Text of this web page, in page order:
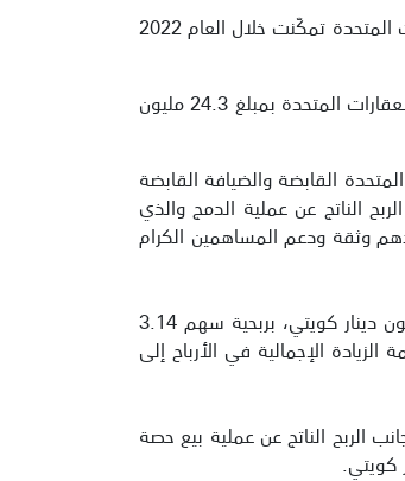
وفي كلمته التي ألقاها خلال الاجتماع، أكد نائب رئيس مجلس الإدارة والرئيس التنفيذي للمجموعة السيد/ مازن عصام حوّا أن شركة العقارات المتحدة تمكّنت خلال العام 2022
وذكر أن عام 2022 شهد اكتمال صفقة الاندماج مع شركتي الضيافة القابضة وأبراج المتحدة القابضة، والتي نتج عنها زيادة رأسمال شركة العقارات المتحدة بمبلغ 24.3 مليون
القابضة والضيافة القابضة
الناتج عن عملية الدمج والذي
وثقة ودعم المساهمين الكرام
وعادت شركة العقارات المتحدة إلى الربحية خلال السنة المالية المنتهية في 31 ديسمبر 2022، حيث حققت أرباحاً صافية بلغت 3.38 مليون دينار كويتي، بربحية سهم 3.14
وبخسارة للسهم بلغت 4.62 فلس، وبذلك وصلت قيمة الزيادة الإجمالية في الأرباح إلى
إلى جانب الربح الناتج عن عملية بيع حصة